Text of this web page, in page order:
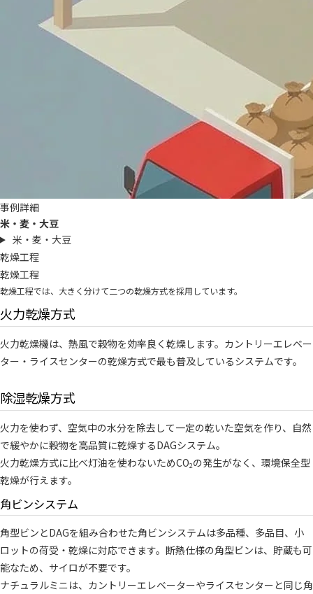
事例詳細
米・麦・大豆
米・麦・大豆
乾燥工程
乾燥工程
乾燥工程では、大きく分けて二つの乾燥方式を採用しています。
火力乾燥方式
火力乾燥機は、熱風で穀物を効率良く乾燥します。カントリーエレベー
ター・ライスセンターの乾燥方式で最も普及しているシステムです。
除湿乾燥方式
火力を使わず、空気中の水分を除去して一定の乾いた空気を作り、自然
で緩やかに穀物を高品質に乾燥するDAGシステム。
火力乾燥方式に比べ灯油を使わないためCO2の発生がなく、環境保全型
乾燥が行えます。
角ビンシステム
角型ビンとDAGを組み合わせた角ビンシステムは多品種、多品目、小
ロットの荷受・乾燥に対応できます。断熱仕様の角型ビンは、貯蔵も可
能なため、サイロが不要です。
ナチュラルミニは、カントリーエレベーターやライスセンターと同じ角